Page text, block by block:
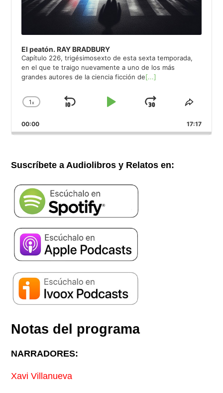
El peatón. RAY BRADBURY
Capítulo 226, trigésimosexto de esta sexta temporada,
en el que te traigo nuevamente a uno de los más
grandes autores de la ciencia ficción de[...]
Cambiar
velocidad
de
1x
Saltar
atrás
Reproducir
Pausar
Avanzar
00:00 17:17
Suscríbete a Audiolibros y Relatos en:
Notas del programa
NARRADORES:
Xavi Villanueva